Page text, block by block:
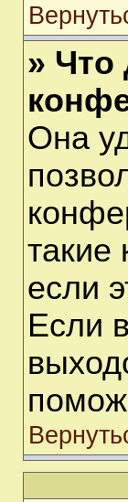
» Что
Она
такие
если
Если